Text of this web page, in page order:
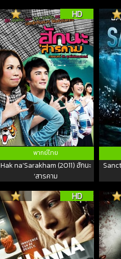
HD
พากย์ไทย
Hak na’Sarakham (2011) ฮักนะ
‘สารคาม
HD